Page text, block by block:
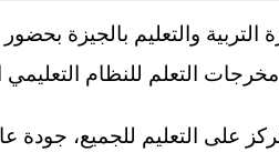
والتعليم بالجيزة
التعليمي الجديد 2.0 للعام الدراسي